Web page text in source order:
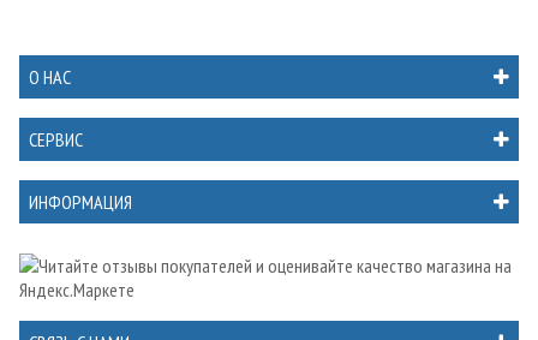
О НАС
СЕРВИС
ИНФОРМАЦИЯ